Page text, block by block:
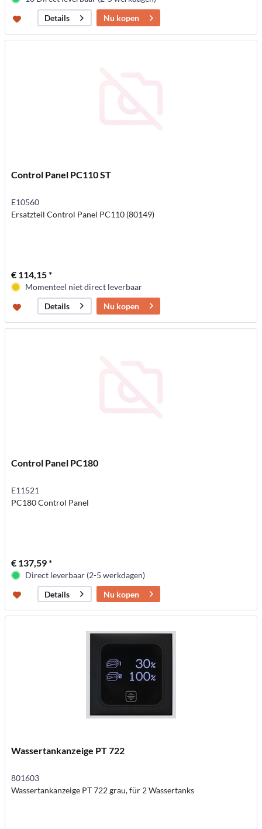
Details
Nu kopen
Control Panel PC110 ST
E10560
Ersatzteil Control Panel PC110 (80149)
€ 114,15 *
Momenteel niet direct leverbaar
Details
Nu kopen
Control Panel PC180
E11521
PC180 Control Panel
€ 137,59 *
Direct leverbaar (2-5 werkdagen)
Details
Nu kopen
Wassertankanzeige PT 722
801603
Wassertankanzeige PT 722 grau, für 2 Wassertanks